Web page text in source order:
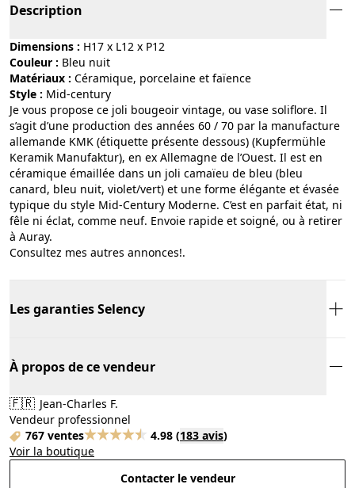
Description
Dimensions : H17 x L12 x P12
Couleur :
bleu nuit
Matériaux :
céramique, porcelaine et faïence
Style :
mid-century
Je vous propose ce joli bougeoir vintage, ou vase soliflore. Il
s’agit d’une production des années 60 / 70 par la manufacture
allemande KMK (étiquette présente dessous) (Kupfermühle
Keramik Manufaktur), en ex Allemagne de l’Ouest. Il est en
céramique émaillée dans un joli camaïeu de bleu (bleu
canard, bleu nuit, violet/vert) et une forme élégante et évasée
typique du style Mid-Century Moderne. C’est en parfait état, ni
fêle ni éclat, comme neuf. Envoie rapide et soigné, ou à retirer
à Auray.
Consultez mes autres annonces!.
Les garanties Selency
À propos de ce vendeur
🇫🇷 Jean-Charles F.
Vendeur professionnel
767 ventes
4.98 (183 avis)
Voir la boutique
Contacter le vendeur